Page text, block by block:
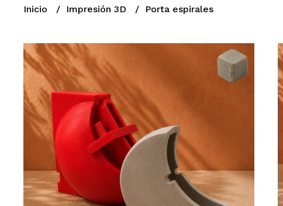
Inicio Impresión 3D Porta espirales